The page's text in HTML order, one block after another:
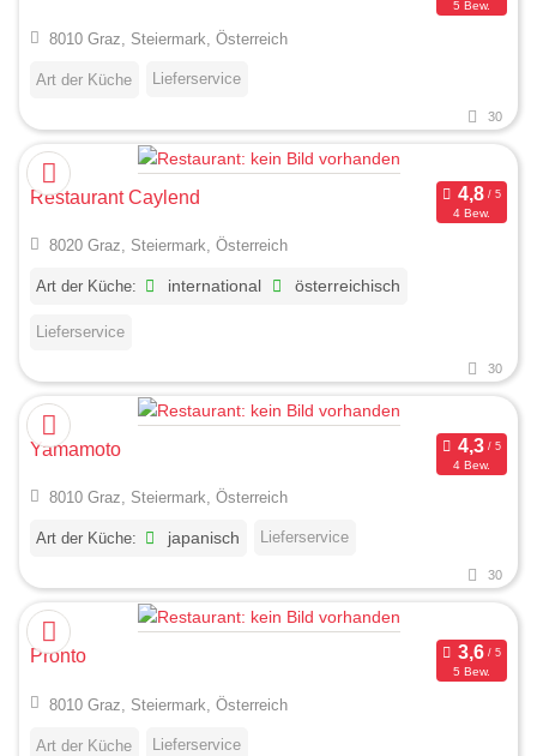
5 Bew.
8010 Graz, Steiermark, Österreich
Art der Küche Lieferservice
30
Restaurant Caylend
4 Bew.
8020 Graz, Steiermark, Österreich
Art der Küche: international österreichisch
Lieferservice
30
Yamamoto
4 Bew.
8010 Graz, Steiermark, Österreich
Art der Küche: japanisch Lieferservice
30
Pronto
5 Bew.
8010 Graz, Steiermark, Österreich
Art der Küche Lieferservice